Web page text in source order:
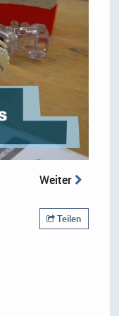
Weiter
Teilen